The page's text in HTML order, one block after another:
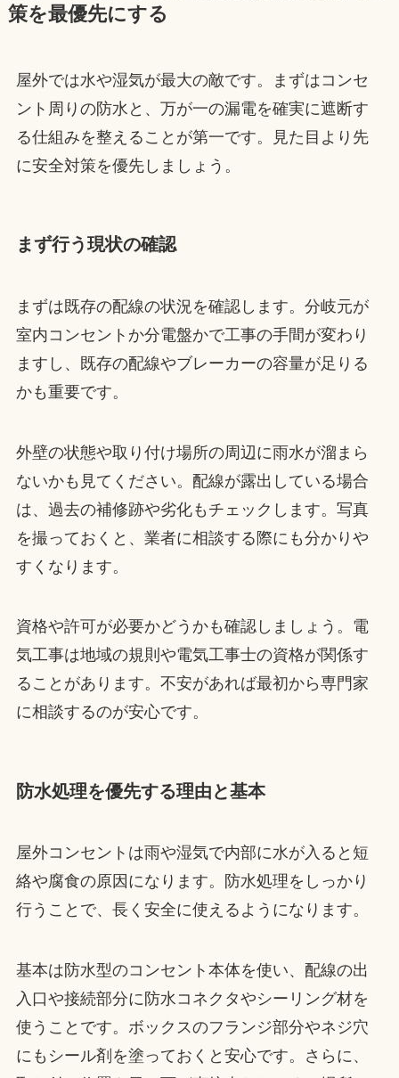
策を最優先にする
屋外では水や湿気が最大の敵です。まずはコンセ
ント周りの防水と、万が一の漏電を確実に遮断す
る仕組みを整えることが第一です。見た目より先
に安全対策を優先しましょう。
まず行う現状の確認
まずは既存の配線の状況を確認します。分岐元が
室内コンセントか分電盤かで工事の手間が変わり
ますし、既存の配線やブレーカーの容量が足りる
かも重要です。
外壁の状態や取り付け場所の周辺に雨水が溜まら
ないかも見てください。配線が露出している場合
は、過去の補修跡や劣化もチェックします。写真
を撮っておくと、業者に相談する際にも分かりや
すくなります。
資格や許可が必要かどうかも確認しましょう。電
気工事は地域の規則や電気工事士の資格が関係す
ることがあります。不安があれば最初から専門家
に相談するのが安心です。
防水処理を優先する理由と基本
屋外コンセントは雨や湿気で内部に水が入ると短
絡や腐食の原因になります。防水処理をしっかり
行うことで、長く安全に使えるようになります。
基本は防水型のコンセント本体を使い、配線の出
入口や接続部分に防水コネクタやシーリング材を
使うことです。ボックスのフランジ部分やネジ穴
にもシール剤を塗っておくと安心です。さらに、